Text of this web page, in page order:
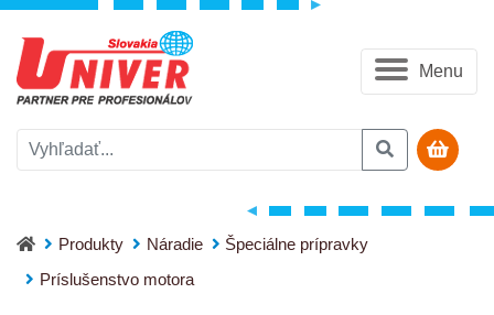
Menu
Produkty Náradie
Špeciálne prípravky
Príslušenstvo motora
Páskové kľúče na olejové filtre HAZET 2171-5 / 2171-6